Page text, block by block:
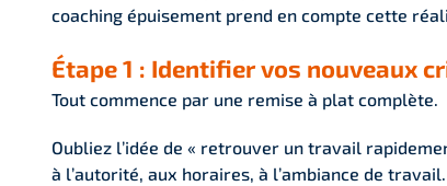
coaching épuisement prend en compte cette
Étape 1 : Identifier vos nouveaux
Tout commence par une remise à plat complète.
Oubliez l’idée de « retrouver un travail
à l’autorité, aux horaires, à l’ambiance de